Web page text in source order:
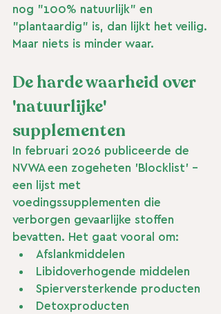
nog "100% natuurlijk" en
"plantaardig" is, dan lijkt het veilig.
Maar niets is minder waar.
De harde waarheid over
'natuurlijke'
supplementen
In februari 2026 publiceerde de
NVWA een zogeheten 'Blocklist' -
een lijst met
voedingssupplementen die
verborgen gevaarlijke stoffen
bevatten. Het gaat vooral om:
Afslankmiddelen
Libidoverhogende middelen
Spierversterkende producten
Detoxproducten